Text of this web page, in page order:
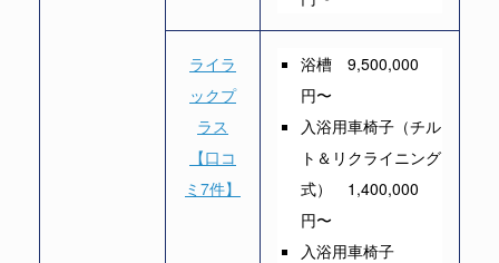
ライラ
ックプ
ラス
【口コ
ミ7件】
浴槽 9,500,000
円〜
入浴用車椅子（チル
ト＆リクライニング
式） 1,400,000
円〜
入浴用車椅子